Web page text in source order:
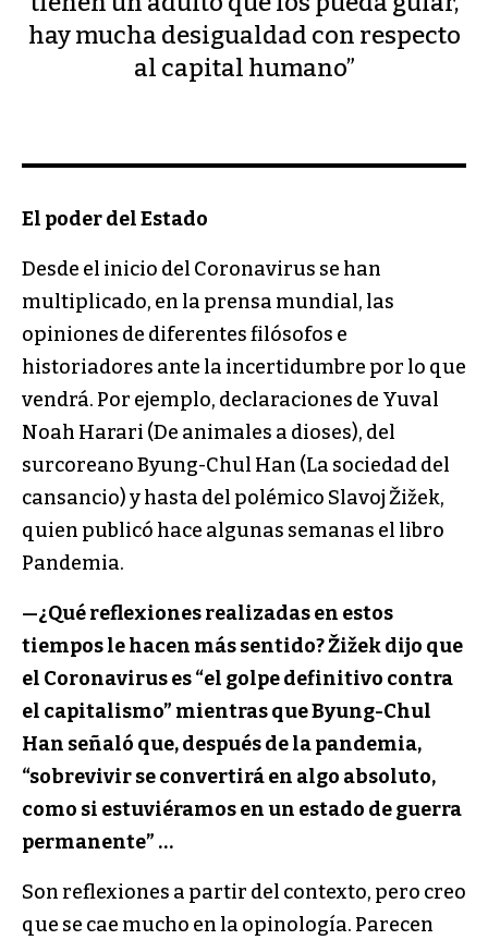
hay mucha desigualdad con respecto
al capital humano”
El poder del Estado
Desde el inicio del Coronavirus se han
multiplicado, en la prensa mundial, las
opiniones de diferentes filósofos e
historiadores ante la incertidumbre por lo que
vendrá. Por ejemplo, declaraciones de Yuval
Noah Harari (De animales a dioses), del
surcoreano Byung-Chul Han (La sociedad del
cansancio) y hasta del polémico Slavoj Žižek,
quien publicó hace algunas semanas el libro
Pandemia.
—¿Qué reflexiones realizadas en estos
tiempos le hacen más sentido? Žižek dijo que
el Coronavirus es “el golpe definitivo contra
el capitalismo” mientras queByung-Chul
Han señaló que, después de la pandemia,
“sobrevivir se convertirá en algo absoluto,
como si estuviéramos en un estado de guerra
permanente” …
Son reflexiones a partir del contexto, pero creo
que se cae mucho en la opinología. Parecen